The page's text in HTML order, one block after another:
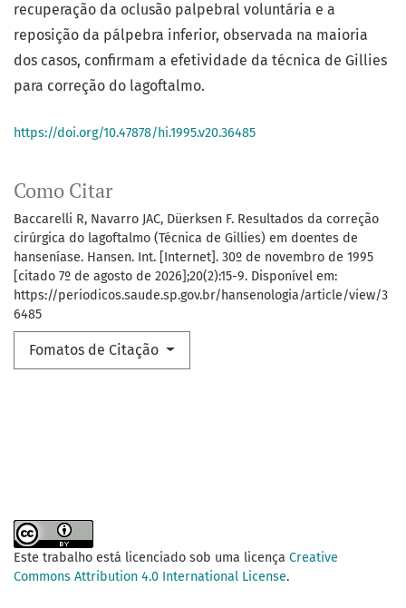
Como Citar
Baccarelli R, Navarro JAC, Düerksen F. Resultados da correção
cirúrgica do lagoftalmo (Técnica de Gillies) em doentes de
hanseníase. Hansen. Int. [Internet]. 30º de novembro de 1995
[citado 7º de agosto de 2026];20(2):15-9. Disponível em:
https://periodicos.saude.sp.gov.br/hansenologia/article/view/3
6485
Fomatos de Citação
recuperação da oclusão palpebral voluntária e a
reposição da pálpebra inferior, observada na maioria
dos casos, confirmam a efetividade da técnica de Gillies
para correção do lagoftalmo.
https://doi.org/10.47878/hi.1995.v20.36485
Este trabalho está licenciado sob uma licença Creative
Commons Attribution 4.0 International License.